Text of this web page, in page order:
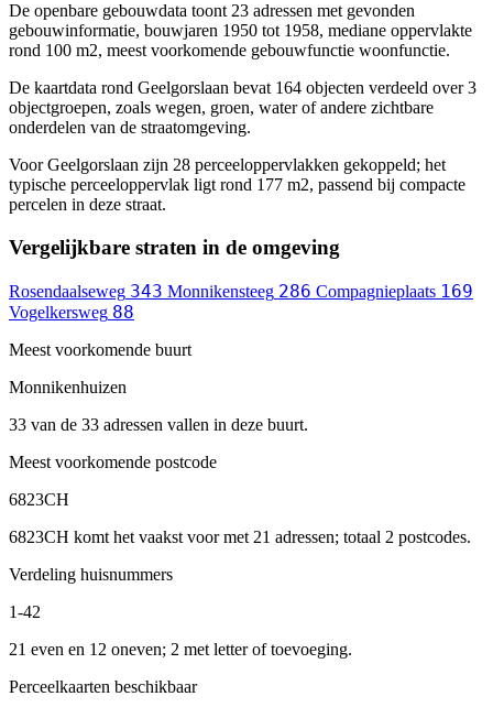
De openbare gebouwdata toont 23 adressen met gevonden
gebouwinformatie, bouwjaren 1950 tot 1958, mediane oppervlakte
rond 100 m2, meest voorkomende gebouwfunctie woonfunctie.
De kaartdata rond Geelgorslaan bevat 164 objecten verdeeld over 3
objectgroepen, zoals wegen, groen, water of andere zichtbare
onderdelen van de straatomgeving.
Voor Geelgorslaan zijn 28 perceeloppervlakken gekoppeld; het
typische perceeloppervlak ligt rond 177 m2, passend bij compacte
percelen in deze straat.
Vergelijkbare straten in de omgeving
Rosendaalseweg 343 Monnikensteeg 286 Compagnieplaats 169
Vogelkersweg 88
Meest voorkomende buurt
Monnikenhuizen
33 van de 33 adressen vallen in deze buurt.
Meest voorkomende postcode
6823CH
6823CH komt het vaakst voor met 21 adressen; totaal 2 postcodes.
Verdeling huisnummers
1-42
21 even en 12 oneven; 2 met letter of toevoeging.
Perceelkaarten beschikbaar